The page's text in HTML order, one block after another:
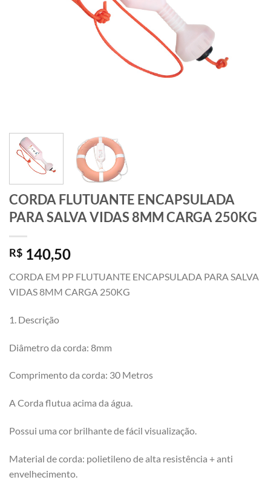
CORDA FLUTUANTE ENCAPSULADA
PARA SALVA VIDAS 8MM CARGA 250KG
R$ 140,50
CORDA EM PP FLUTUANTE ENCAPSULADA PARA SALVA
VIDAS 8MM CARGA 250KG
1. Descrição
Diâmetro da corda: 8mm
Comprimento da corda: 30 Metros
A Corda flutua acima da água.
Possui uma cor brilhante de fácil visualização.
Material de corda: polietileno de alta resistência + anti
envelhecimento.